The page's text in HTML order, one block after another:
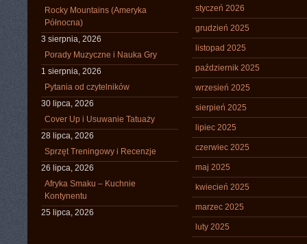
Rocky Mountains (Ameryka
Północna)
3 sierpnia, 2026
Porady Muzyczne i Nauka Gry
1 sierpnia, 2026
Pytania od czytelników
30 lipca, 2026
Cover Up i Usuwanie Tatuaży
28 lipca, 2026
Sprzęt Treningowy i Recenzje
26 lipca, 2026
Afryka Smaku – Kuchnie
Kontynentu
25 lipca, 2026
styczeń 2026
grudzień 2025
listopad 2025
październik 2025
wrzesień 2025
sierpień 2025
lipiec 2025
czerwiec 2025
maj 2025
kwiecień 2025
marzec 2025
luty 2025